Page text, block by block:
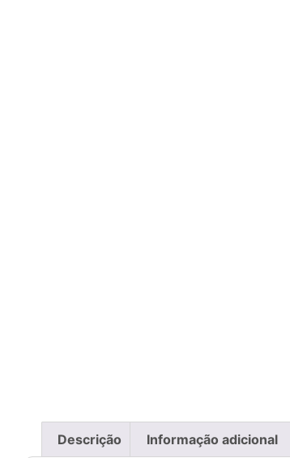
Descrição Informação adicional